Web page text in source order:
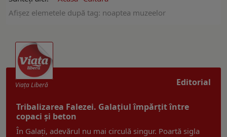
Afişez elemetele după tag: noaptea muzeelor
Editorial
Viaţa Liberă
Tribalizarea Falezei. Galațiul împărțit între
copaci și beton
În Galați, adevărul nu mai circulă singur. Poartă sigla